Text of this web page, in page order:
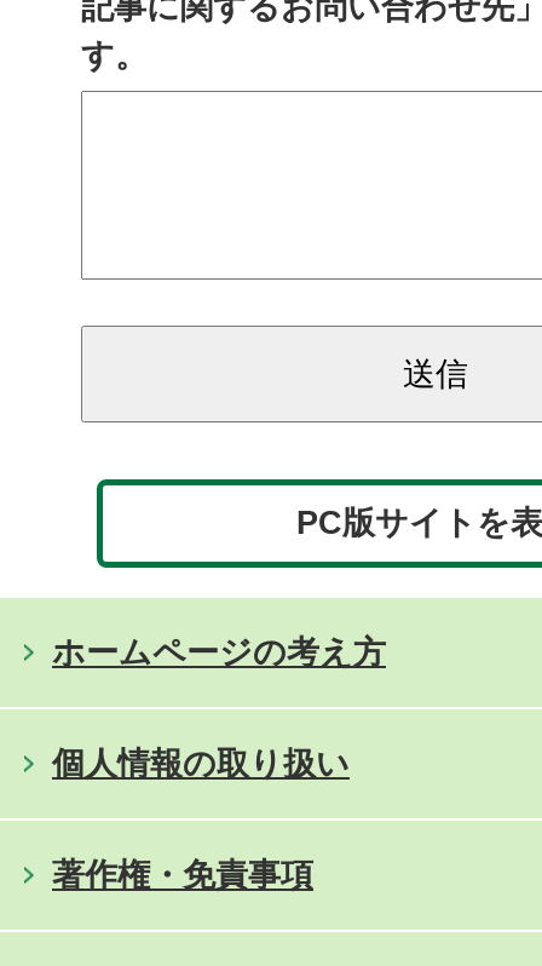
す。
PC版サイトを
ホームページの考え方
個人情報の取り扱い
著作権・免責事項